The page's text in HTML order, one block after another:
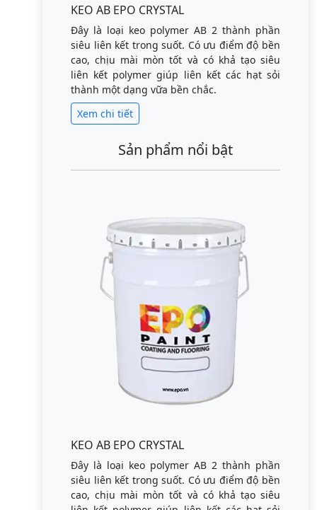
KEO AB EPO CRYSTAL
Đây là loại keo polymer AB 2 thành phần
siêu liên kết trong suốt. Có ưu điểm độ bền
cao, chịu mài mòn tốt và có khả tạo siêu
liên kết polymer giúp liên kết các hạt sỏi
thành một dạng vữa bền chắc.
Xem chi tiết
Sản phẩm nổi bật
KEO AB EPO CRYSTAL
Đây là loại keo polymer AB 2 thành phần
siêu liên kết trong suốt. Có ưu điểm độ bền
cao, chịu mài mòn tốt và có khả tạo siêu